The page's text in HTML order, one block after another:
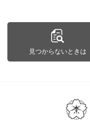
見つからないときは